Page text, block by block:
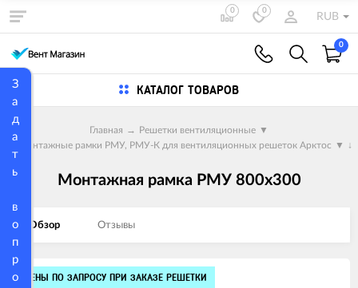
З
а
д
а
т
ь
в
о
п
р
о
0 0
RUB
0
КАТАЛОГ ТОВАРОВ
Главная → Решетки вентиляционные ▼
Монтажные рамки РМУ, РМУ-К для вентиляционных решеток Арктос ▼ ↓
Монтажная рамка РМУ 800х300
Обзор Отзывы
Изображения
ЦЕНЫ ПО ЗАПРОСУ ПРИ ЗАКАЗЕ РЕШЕТКИ